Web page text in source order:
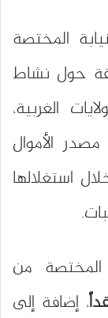
المختصة
حول نشاط
الغربية،
الأموال
استغلالها
المختصة من
، إضافة إلى